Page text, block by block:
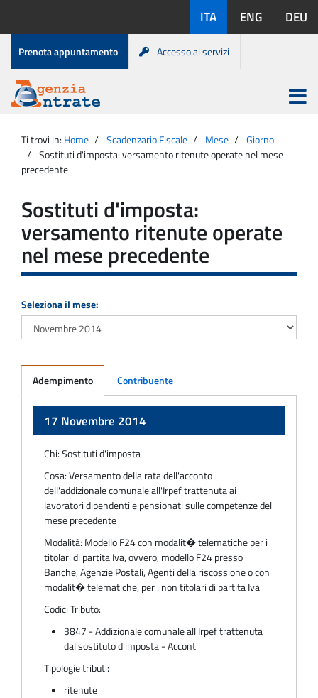
contenuto
disponibili:
ITA ENG DEU
Menu
di
servizio
Prenota appuntamento Accesso ai servizi
Agenzia
Entrate
Apri
menu
principale
Ti trovi in: Home Scadenzario Fiscale Mese
Giorno
Sostituti d'imposta: versamento ritenute operate nel mese
precedente
Sostituti d'imposta:
versamento ritenute operate
nel mese precedente
Seleziona il mese:
Adempimento Contribuente
17 Novembre 2014
Chi:Sostituti d'imposta
Cosa:Versamento della rata dell'acconto
dell'addizionale comunale all'Irpef trattenuta ai
lavoratori dipendenti e pensionati sulle competenze del
mese precedente
Modalità: Modello F24 con modalit� telematiche per i
titolari di partita Iva, ovvero, modello F24 presso
Banche, Agenzie Postali, Agenti della riscossione o con
modalit� telematiche, per i non titolari di partita Iva
Codici Tributo:
3847 - Addizionale comunale all'Irpef trattenuta
dal sostituto d'imposta - Accont
Tipologie tributi:
ritenute